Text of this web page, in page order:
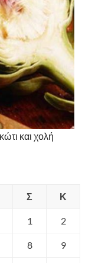
και χολή
Σ Κ
1 2
8 9